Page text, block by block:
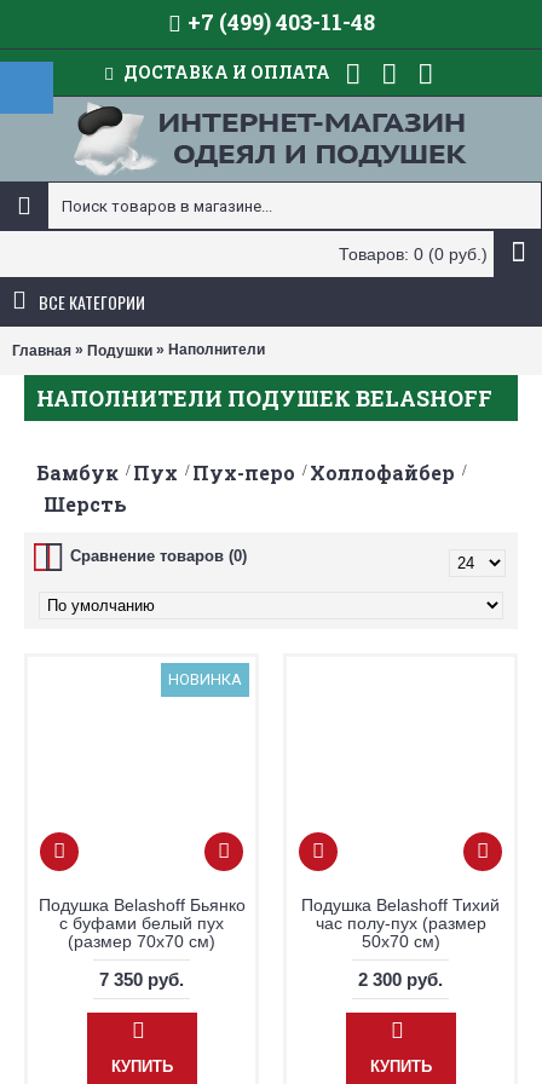
+7 (499) 403-11-48
ДОСТАВКА И ОПЛАТА
Товаров: 0 (0 руб.)
ВСЕ КАТЕГОРИИ
Главная » Подушки » Наполнители
НАПОЛНИТЕЛИ ПОДУШЕК BELASHOFF
Бамбук Пух Пух-перо
Холлофайбер
Шерсть
Сравнение товаров (0)
НОВИНКА
Подушка Belashoff Бьянко
с буфами белый пух
(размер 70х70 см)
7 350 руб.
КУПИТЬ
Подушка Belashoff Тихий
час полу-пух (размер
50х70 см)
2 300 руб.
КУПИТЬ